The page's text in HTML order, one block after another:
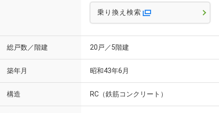
乗り換え検索
総戸数／階建 20戸／5階建
築年月 昭和43年6月
構造 RC（鉄筋コンクリート）